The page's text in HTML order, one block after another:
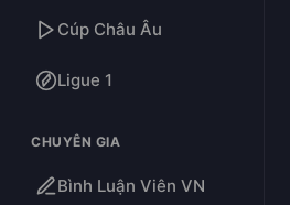
Cúp Châu Âu
Ligue 1
CHUYÊN GIA
Bình Luận Viên VN